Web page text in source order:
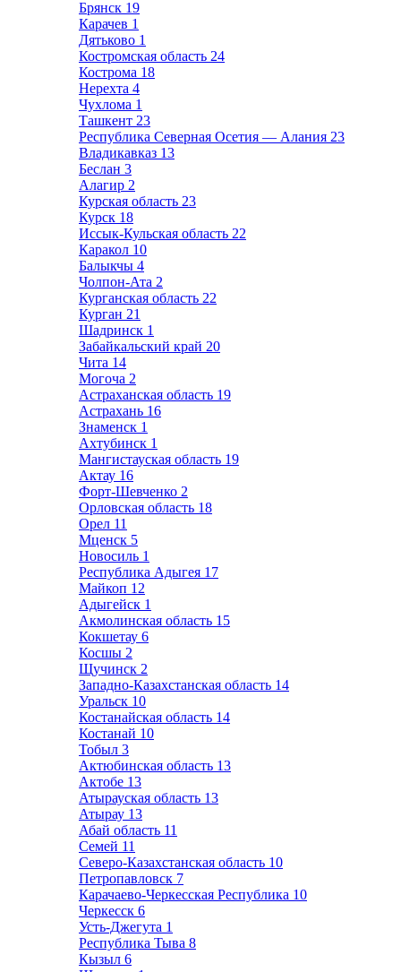
Брянск 19
Карачев 1
Дятьково 1
Костромская область 24
Кострома 18
Нерехта 4
Чухлома 1
Ташкент 23
Республика Северная Осетия — Алания 23
Владикавказ 13
Беслан 3
Алагир 2
Курская область 23
Курск 18
Иссык-Кульская область 22
Каракол 10
Балыкчы 4
Чолпон-Ата 2
Курганская область 22
Курган 21
Шадринск 1
Забайкальский край 20
Чита 14
Могоча 2
Астраханская область 19
Астрахань 16
Знаменск 1
Ахтубинск 1
Мангистауская область 19
Актау 16
Форт-Шевченко 2
Орловская область 18
Орел 11
Мценск 5
Новосиль 1
Республика Адыгея 17
Майкоп 12
Адыгейск 1
Акмолинская область 15
Кокшетау 6
Косшы 2
Щучинск 2
Западно-Казахстанская область 14
Уральск 10
Костанайская область 14
Костанай 10
Тобыл 3
Актюбинская область 13
Актобе 13
Атырауская область 13
Атырау 13
Абай область 11
Семей 11
Северо-Казахстанская область 10
Петропавловск 7
Карачаево-Черкесская Республика 10
Черкесск 6
Усть-Джегута 1
Республика Тыва 8
Кызыл 6